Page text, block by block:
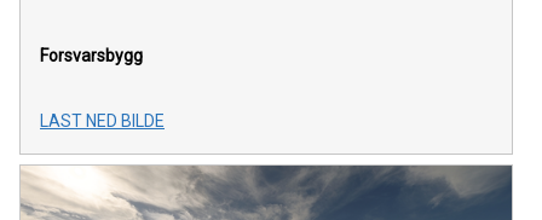
Forsvarsbygg
LAST NED BILDE